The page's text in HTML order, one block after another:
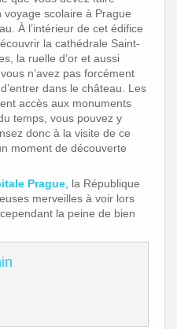
voyage scolaire à Prague
À l’intérieur de cet édifice
la cathédrale Saint-
la ruelle d’or et aussi
n’avez pas forcément
dans le château. Les
accès aux monuments
temps, vous pouvez y
donc à la visite de ce
moment de découverte
Prague , la République
merveilles à voir lors
la peine de bien